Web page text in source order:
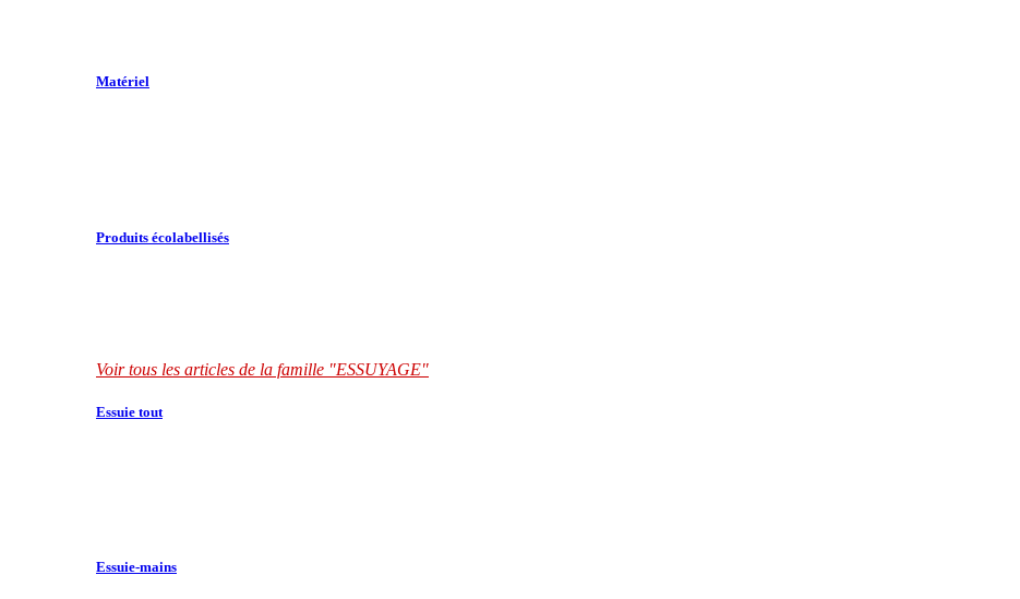
Matériel
Produits écolabellisés
Voir tous les articles de la famille "ESSUYAGE"
Essuie tout
Essuie-mains